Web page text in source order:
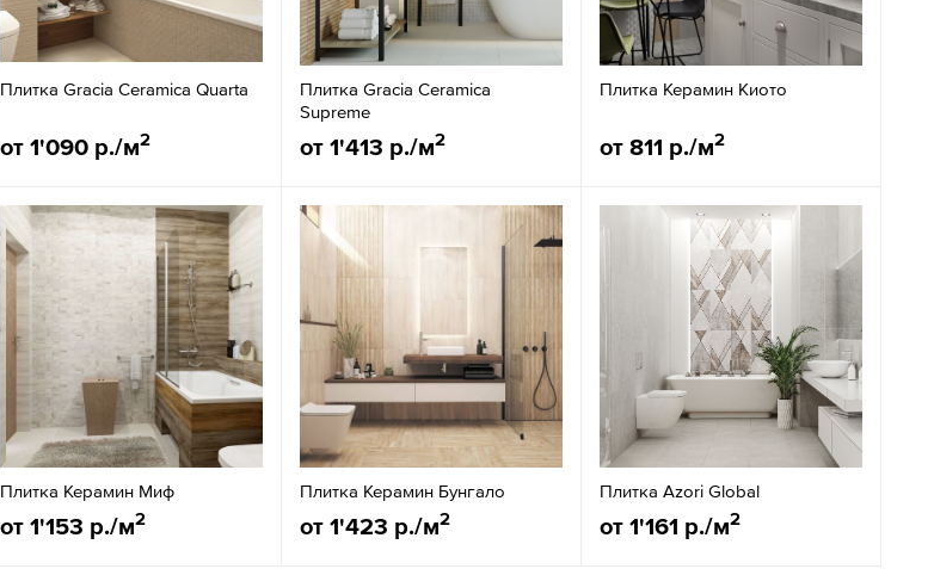
Плитка Gracia Ceramica Quarta
от 1'090 р./м2
Плитка Gracia Ceramica
Supreme
от 1'413 р./м2
Плитка Керамин Киото
от 811 р./м2
Плитка Керамин Миф
от 1'153 р./м2
Плитка Керамин Бунгало
от 1'423 р./м2
Плитка Azori Global
от 1'161 р./м2